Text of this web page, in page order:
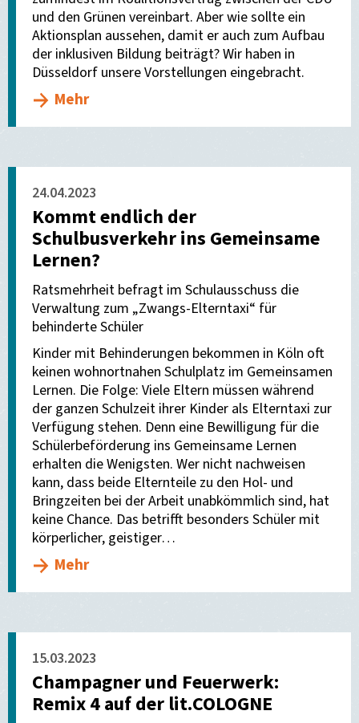
und den Grünen vereinbart. Aber wie sollte ein
Aktionsplan aussehen, damit er auch zum Aufbau
der inklusiven Bildung beiträgt? Wir haben in
Düsseldorf unsere Vorstellungen eingebracht.
Mehr
24.04.2023
Kommt endlich der
Schulbusverkehr ins Gemeinsame
Lernen?
Ratsmehrheit befragt im Schulausschuss die
Verwaltung zum „Zwangs-Elterntaxi“ für
behinderte Schüler
Kinder mit Behinderungen bekommen in Köln oft
keinen wohnortnahen Schulplatz im Gemeinsamen
Lernen. Die Folge: Viele Eltern müssen während
der ganzen Schulzeit ihrer Kinder als Elterntaxi zur
Verfügung stehen. Denn eine Bewilligung für die
Schülerbeförderung ins Gemeinsame Lernen
erhalten die Wenigsten. Wer nicht nachweisen
kann, dass beide Elternteile zu den Hol- und
Bringzeiten bei der Arbeit unabkömmlich sind, hat
keine Chance. Das betrifft besonders Schüler mit
körperlicher, geistiger…
Mehr
15.03.2023
Champagner und Feuerwerk:
Remix 4 auf der lit.COLOGNE